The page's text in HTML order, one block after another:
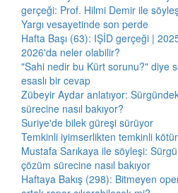
gerçeği: Prof. Hilmi Demir ile
Yargı vesayetinde son perde
Hafta Başı (63): IŞİD gerçeği |
2026'da neler olabilir?
"Sahi nedir bu Kürt sorunu?" diye
esaslı bir cevap
Zübeyir Aydar anlatıyor:
sürecine nasıl bakıyor?
Suriye'de bilek güreşi sürüyor
Temkinli iyimserlikten temkinli
Mustafa Sarıkaya ile söyleşi:
çözüm sürecine nasıl bakıyor
Haftaya Bakış (298): Bitmeyen